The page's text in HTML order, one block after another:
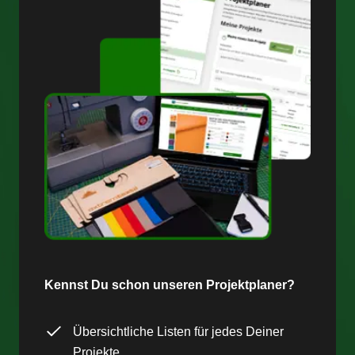
Kennst Du schon unseren Projektplaner?
Übersichtliche Listen für jedes Deiner
Projekte